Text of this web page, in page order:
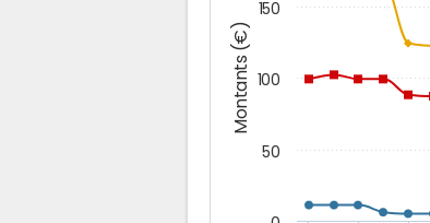
Montants (€)
50
100
150